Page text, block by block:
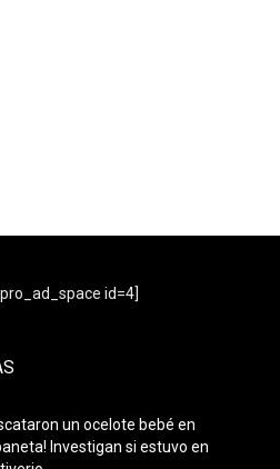
id=4]
un ocelote bebé en
Investigan si estuvo en